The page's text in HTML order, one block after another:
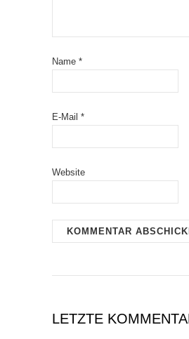
Name *
E-Mail *
Website
LETZTE